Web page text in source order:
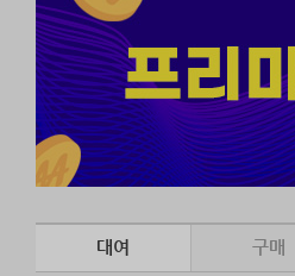
대여 구매